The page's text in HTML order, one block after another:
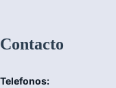
Contacto
Telefonos: